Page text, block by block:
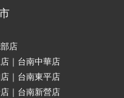
店
｜台南中華店
｜台南東平店
｜台南新營店